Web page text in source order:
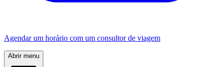
Agendar um horário com um consultor de viagem
Abrir menu